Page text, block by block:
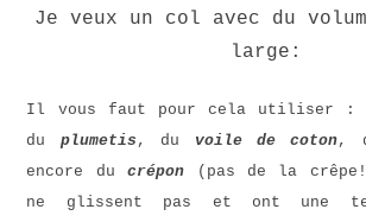
Je veux un col avec du
large:
Il vous faut pour cela utiliser :
du plumetis , du voile de coton,
encore ducrépon (pas de la
ne glissent pas et ont une